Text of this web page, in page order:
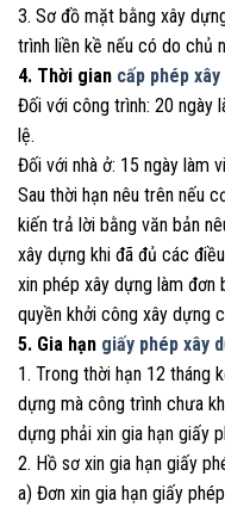
3. Sơ đồ mặt bằng xây
trình liền kề nếu có do chủ
4. Thời gian cấp phép
Đối với công trình: 20 ngày
lệ.
Đối với nhà ở: 15 ngày làm
Sau thời hạn nêu trên nếu
kiến trả lời bằng văn bản
xây dựng khi đã đủ các
xin phép xây dựng làm đơn
quyền khởi công xây dựng
5. Gia hạn giấy phép xây
1. Trong thời hạn 12 tháng
dựng mà công trình chưa
dựng phải xin gia hạn giấy
2. Hồ sơ xin gia hạn giấy
a) Đơn xin gia hạn giấy